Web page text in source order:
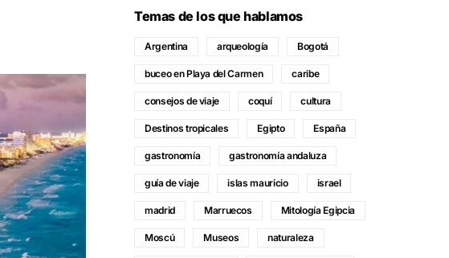
Temas de los que hablamos
Argentina arqueología Bogotá
buceo en Playa del Carmen caribe
consejos de viaje coquí cultura
Destinos tropicales Egipto España
gastronomía gastronomía andaluza
guía de viaje islas mauricio israel
madrid Marruecos Mitología Egipcia
Moscú Museos naturaleza